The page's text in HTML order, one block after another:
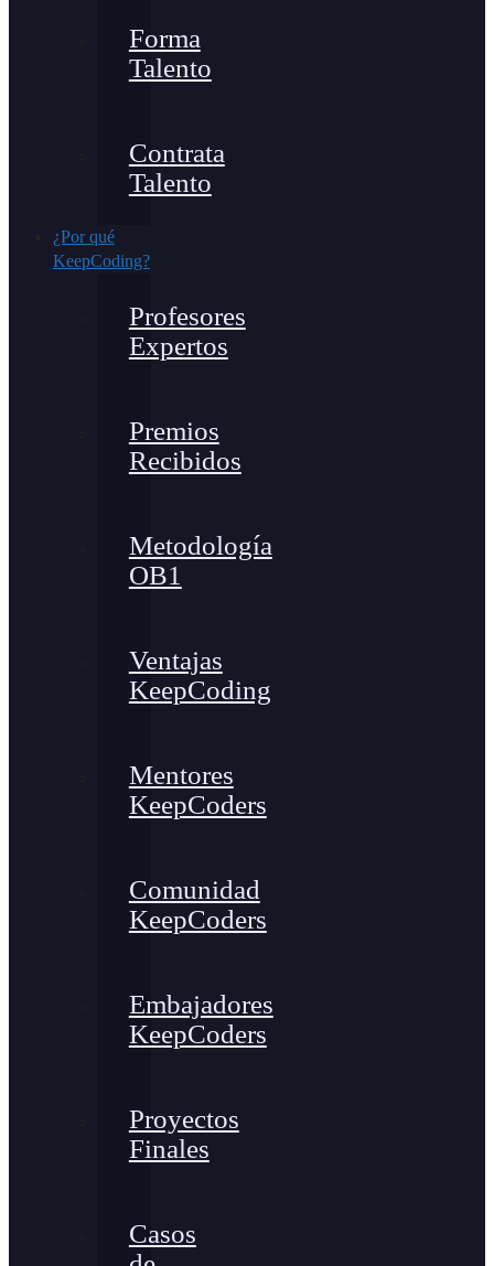
Forma
Talento
Contrata
Talento
¿Por qué
KeepCoding?
Profesores
Expertos
Premios
Recibidos
Metodología
OB1
Ventajas
KeepCoding
Mentores
KeepCoders
Comunidad
KeepCoders
Embajadores
KeepCoders
Proyectos
Finales
Casos